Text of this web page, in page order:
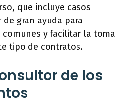
que incluye casos
gran ayuda para
comunes y facilitar la toma
tipo de contratos.
de los